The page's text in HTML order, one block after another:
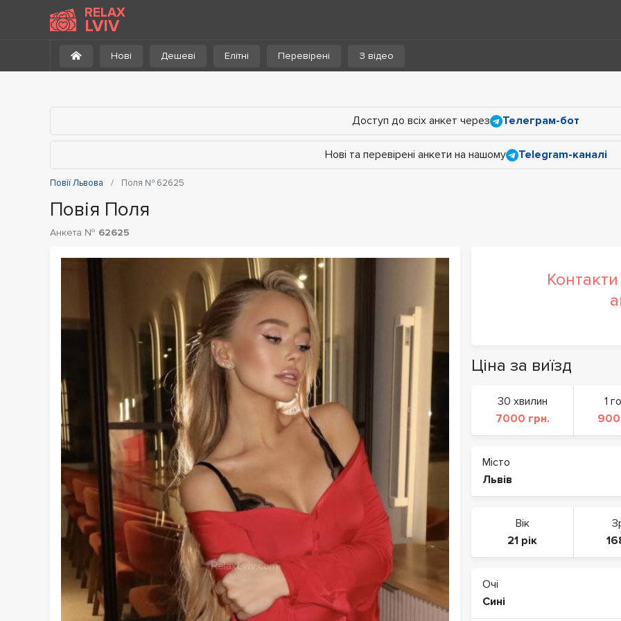
RELAX
LVIV
Нові Дешеві Елітні Перевірені З відео
Доступ до всіх анкет через Телеграм-бот
Нові та перевірені анкети на нашому Telegram-каналі
Повії Львова Поля № 62625
Повія Поля
Анкета № 62625
Ціна за виїзд
30 хвилин
7000 грн.
1
Місто
Львів
Вік
21 рік
Очі
Сині